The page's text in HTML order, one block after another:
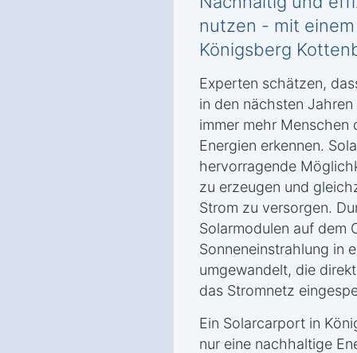
nutzen - mit
Königsberg
Experten schätzen,
in den nächsten
immer mehr Menschen
Energien erkennen.
hervorragende
zu erzeugen und
Strom zu versorgen.
Solarmodulen auf dem
Sonneneinstrahlung in
umgewandelt, die
das Stromnetz
Ein Solarcarport in
nur eine nachhaltige